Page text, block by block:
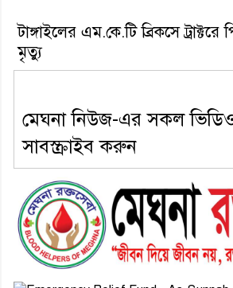
টাঙ্গাইলের এম.কে.টি ব্রিকসে
মৃত্যু
মেঘনা নিউজ-এর সকল
সাবস্ক্রাইব করুন